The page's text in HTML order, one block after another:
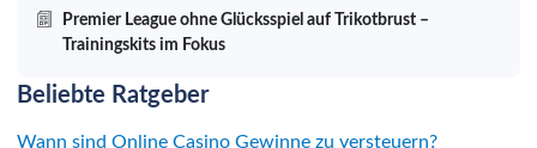
Premier League ohne Glücksspiel auf Trikotbrust –
Trainingskits im Fokus
Beliebte Ratgeber
Wann sind Online Casino Gewinne zu versteuern?